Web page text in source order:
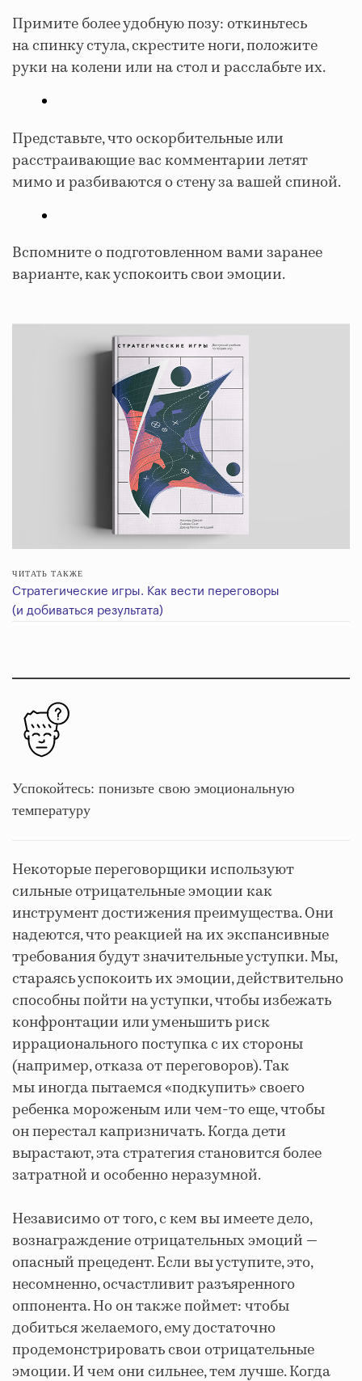
Примите более удобную позу: откиньтесь
на спинку стула, скрестите ноги, положите
руки на колени или на стол и расслабьте их.
Представьте, что оскорбительные или
расстраивающие вас комментарии летят
мимо и разбиваются о стену за вашей спиной.
Вспомните о подготовленном вами заранее
варианте, как успокоить свои эмоции.
ЧИТАТЬ ТАКЖЕ
Стратегические игры. Как вести переговоры
(и добиваться результата)
Успокойтесь: понизьте свою эмоциональную
температуру
Некоторые переговорщики используют
сильные отрицательные эмоции как
инструмент достижения преимущества. Они
надеются, что реакцией на их экспансивные
требования будут значительные уступки. Мы,
стараясь успокоить их эмоции, действительно
способны пойти на уступки, чтобы избежать
конфронтации или уменьшить риск
иррационального поступка с их стороны
(например, отказа от переговоров). Так
мы иногда пытаемся «подкупить» своего
ребенка мороженым или чем-то еще, чтобы
он перестал капризничать. Когда дети
вырастают, эта стратегия становится более
затратной и особенно неразумной.
Независимо от того, с кем вы имеете дело,
вознаграждение отрицательных эмоций —
опасный прецедент. Если вы уступите, это,
несомненно, осчастливит разъяренного
оппонента. Но он также поймет: чтобы
добиться желаемого, ему достаточно
продемонстрировать свои отрицательные
эмоции. И чем они сильнее, тем лучше. Когда